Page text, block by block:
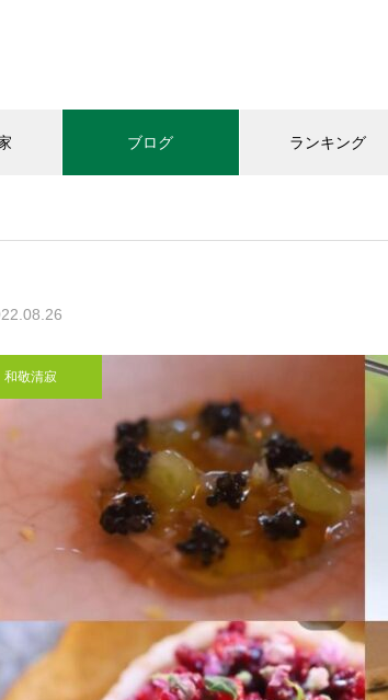
ブログ ランキング
「おうちカフェありがと｣さん
へ行ってきました
風の強い5月の始まりですね
和敬清寂